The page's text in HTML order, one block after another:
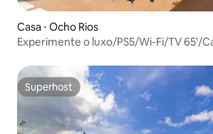
Casa ⋅ Ocho Rios
Experimente o luxo/PS5/Wi-Fi/TV 65'/
Superhost
Superhost